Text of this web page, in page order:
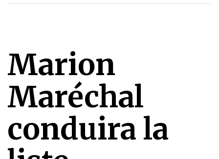
Marion
Maréchal
conduira la